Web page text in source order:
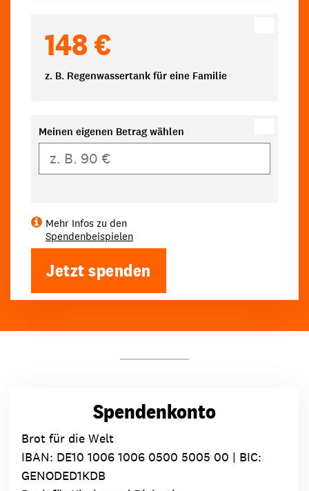
148 €
z. B. Regenwassertank für eine Familie
Meinen eigenen Betrag wählen
Mehr Infos zu den
Spendenbeispielen
Jetzt spenden
Spendenkonto
Brot für die Welt
IBAN: DE10 1006 1006 0500 5005 00 | BIC:
GENODED1KDB